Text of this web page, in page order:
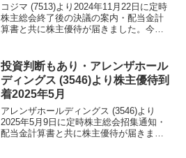
コジマ (7513)より2024年11月22日に定時
株主総会終了後の決議の案内・配当金計
算書と共に株主優待が届きました。今期
いて簡単にご紹介いたします。コジマ ...
投資判断もあり・アレンザホール
ディングス (3546)より株主優待到
着2025年5月
アレンザホールディングス (3546)より
2025年5月9日に定時株主総会招集通知・
配当金計算書と共に株主優待が届きまし